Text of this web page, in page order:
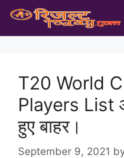
Skip
content
T20 World
Players List
हुए बाहर।
September 9, 2021